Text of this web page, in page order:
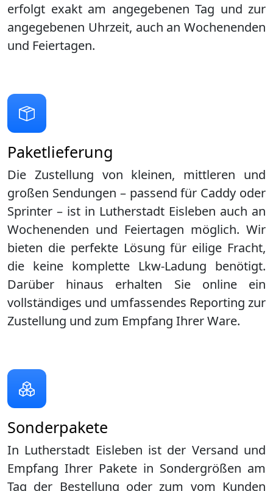
erfolgt exakt am angegebenen Tag und zur
angegebenen Uhrzeit, auch an Wochenenden
und Feiertagen.
Paketlieferung
Die Zustellung von kleinen, mittleren und
großen Sendungen – passend für Caddy oder
Sprinter – ist in Lutherstadt Eisleben auch an
Wochenenden und Feiertagen möglich. Wir
bieten die perfekte Lösung für eilige Fracht,
die keine komplette Lkw-Ladung benötigt.
Darüber hinaus erhalten Sie online ein
vollständiges und umfassendes Reporting zur
Zustellung und zum Empfang Ihrer Ware.
Sonderpakete
In Lutherstadt Eisleben ist der Versand und
Empfang Ihrer Pakete in Sondergrößen am
Tag der Bestellung oder zum vom Kunden